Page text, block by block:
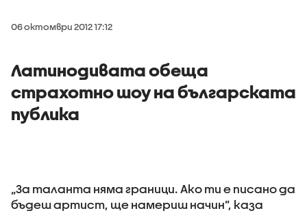
06 октомври 2012 17:12
Латинодивата обеща
страхотно шоу на българската
публика
„За таланта няма граници. Ако ти е писано да
бъдеш артист, ще намериш начин”, каза